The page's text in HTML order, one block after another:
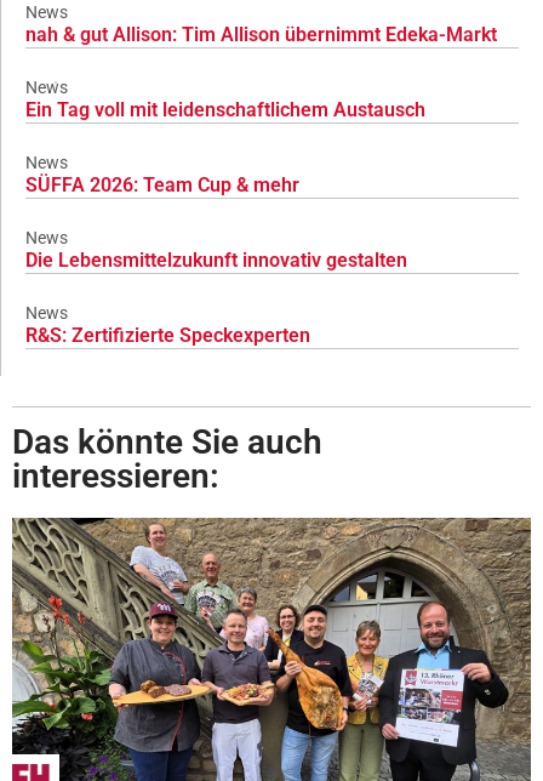
News
nah & gut Allison: Tim Allison übernimmt Edeka-Markt
News
Ein Tag voll mit leidenschaftlichem Austausch
News
SÜFFA 2026: Team Cup & mehr
News
Die Lebensmittelzukunft innovativ gestalten
News
R&S: Zertifizierte Speckexperten
Das könnte Sie auch
interessieren: